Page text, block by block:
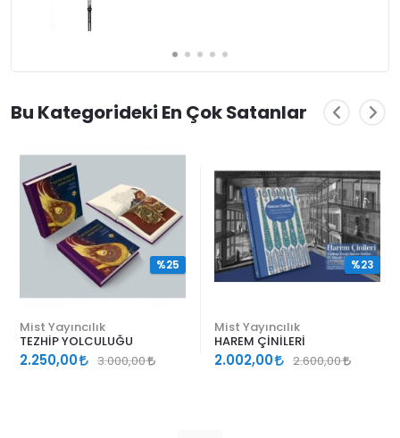
Bu Kategorideki En Çok Satanlar
Mist Yayıncılık
TEZHİP YOLCULUĞU
2.250,00 3.000,00
%25
Mist Yayıncılık
HAREM ÇİNİLERİ
2.002,00 2.600,00
%23